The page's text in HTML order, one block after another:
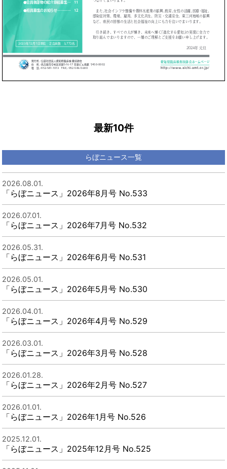
最新10件
らぼニュース一覧
2026.08.01.
「らぼニュース」2026年8月号 No.533
2026.07.01.
「らぼニュース」2026年7月号 No.532
2026.05.31.
「らぼニュース」2026年6月号 No.531
2026.05.01.
「らぼニュース」2026年5月号 No.530
2026.04.01.
「らぼニュース」2026年4月号 No.529
2026.03.01.
「らぼニュース」2026年3月号 No.528
2026.01.28.
「らぼニュース」2026年2月号 No.527
2026.01.01.
「らぼニュース」2026年1月号 No.526
2025.12.01.
「らぼニュース」2025年12月号 No.525